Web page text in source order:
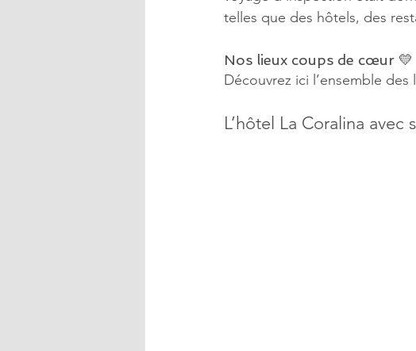
telles que des hôtels, des
Nos lieux coups de cœur 💛
Découvrez ici l’ensemble
L’hôtel La Coralina